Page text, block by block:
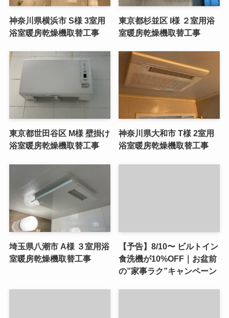
神奈川県横浜市 S様 3室用
浴室暖房乾燥機取替工事
東京都杉並区 I様 ２室用浴
室暖房乾燥機取替工事
東京都世田谷区 M様 壁掛け
浴室暖房乾燥機取替工事
神奈川県大和市 T様 2室用
浴室暖房乾燥機取替工事
埼玉県八潮市 A様 ３室用浴
室暖房乾燥機取替工事
【予告】8/10〜 ビルトイン
食洗機が10%OFF｜お盆前
の”家事ラク”キャンペーン